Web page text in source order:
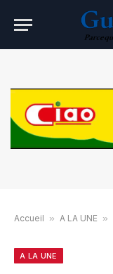
Accueil » A LA UNE »
A LA UNE